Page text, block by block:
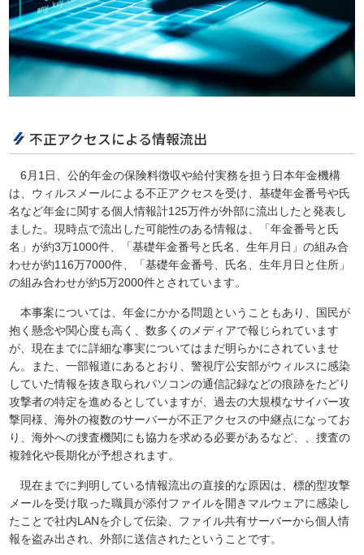
不正アクセスによる情報流出
6月1日、公的年金の保険料徴収や給付実務を担う日本年金機構
は、ウィルスメールによる不正アクセスを受け、基礎年金番号や氏
名など年金に関する個人情報計125万件が外部に流出したと発表し
ました。現時点で流出した可能性のある情報は、「年金番号と氏
名」が約3万1000件、「基礎年金番号と氏名、生年月日」の組み合
わせが約116万7000件、「基礎年金番号、氏名、生年月日と住所」
の組み合わせが約5万2000件とされています。
本事案については、年金にかかる問題ということもあり、国民が
抱く懸念や関心度も高く、数多くのメディアで報じられています
が、現在までに詳細な事実についてはまだ明らかにされていませ
ん。また、一部報道にあるとおり、警視庁公安部がウィルスに感染
していた情報を抜き取られパソコンの通信記録などの痕跡をたどり
攻撃者の特定を進めるとしていますが、過去の大規模なサイバー攻
撃同様、海外の複数のサーバーが不正アクセスの中継点になってお
り、海外への捜査機関にも協力を求める必要があるなど、、捜査の
複雑化や長期化が予想されます。
現在までに判明している情報流出の直接的な原因は、標的型攻撃
メールを受け取った職員が添付ファイルを開きマルウェアに感染し
たことで社内LANを介して伝染、ファイル共有サーバーから個人情
報を盗み出され、外部に送信されたということです。